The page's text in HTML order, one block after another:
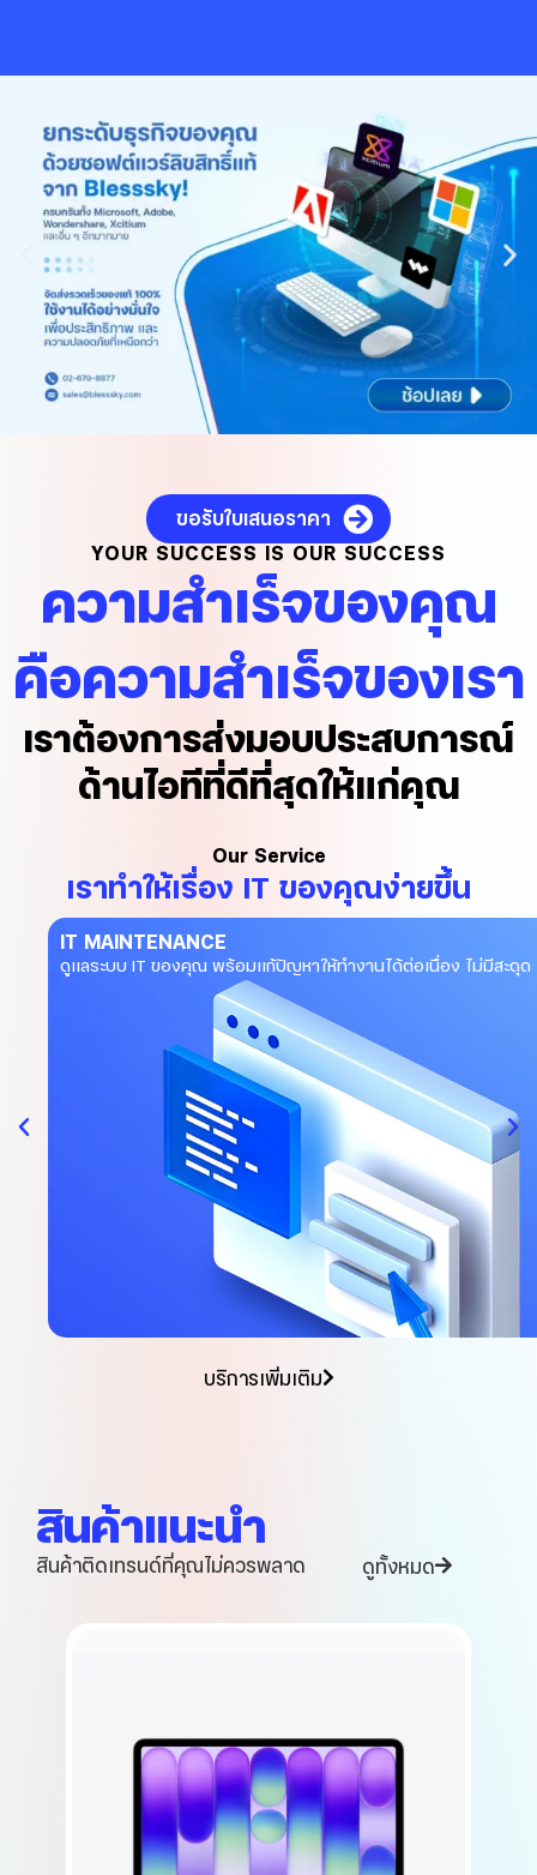
ขอรับใบเสนอราคา
YOUR SUCCESS IS OUR SUCCESS
ความสำเร็จของคุณ
คือความสำเร็จของเรา
เราต้องการส่งมอบประสบการณ์
ด้านไอทีที่ดีที่สุดให้แก่คุณ
Our Service
เราทำให้เรื่อง IT ของคุณง่ายขึ้น
IT MAINTENANCE
ดูแลระบบ IT ของคุณ พร้อมแก้ปัญหาให้ทำงานได้ต่อเนื่อง ไม่มีสะดุด
บริการเพิ่มเติม
สินค้าแนะนำ
สินค้าติดเทรนด์ที่คุณไม่ควรพลาด ดูทั้งหมด